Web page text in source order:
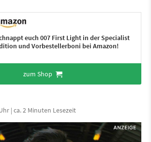
euch 007 First Light in der Specialist
und Vorbestellerboni bei Amazon!
zum Shop
| ca. 2 Minuten Lesezeit